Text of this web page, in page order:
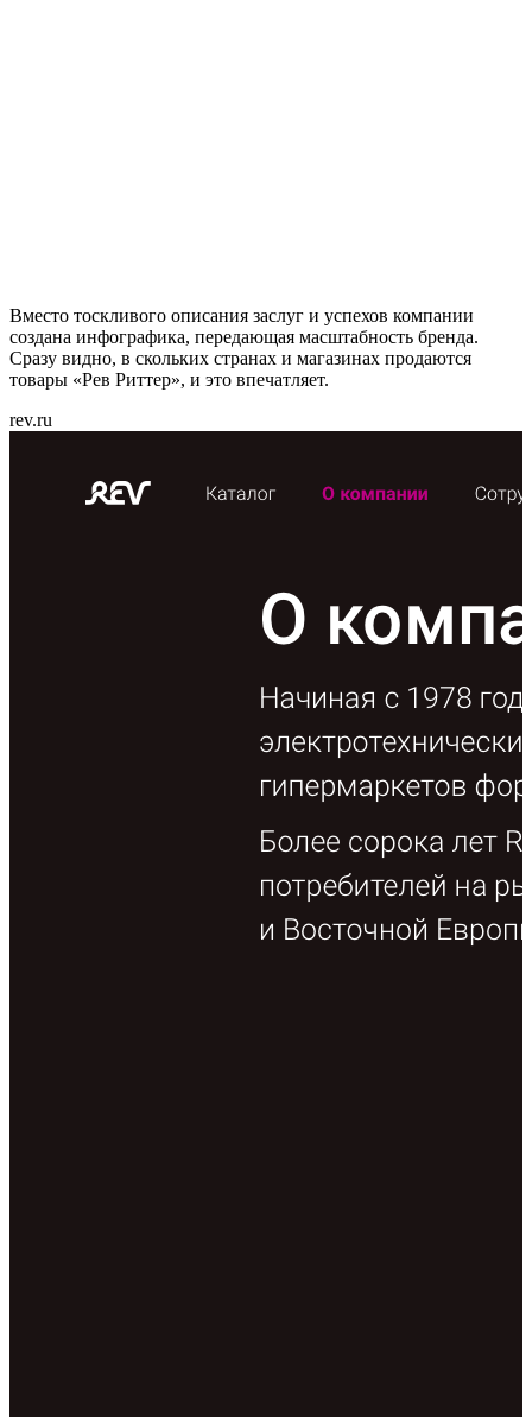
Вместо тоскливого описания заслуг и успехов компании
создана инфографика, передающая масштабность бренда.
Сразу видно, в скольких странах и магазинах продаются
товары «Рев Риттер», и это впечатляет.
rev.ru